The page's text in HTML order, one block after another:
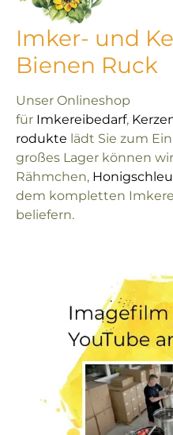
Imker- und
Bienen Ruck
Unser Onlineshop
für Imkereibedarf,
rodukte lädt Sie zum
großes Lager können
Rähmchen,
dem kompletten
beliefern.